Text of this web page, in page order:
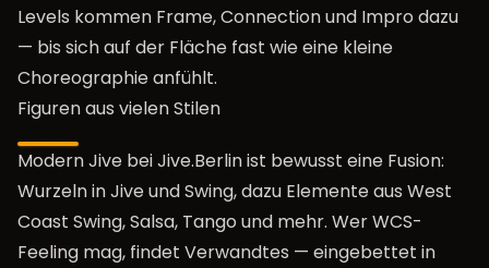
Levels kommen Frame, Connection und Impro dazu
— bis sich auf der Fläche fast wie eine kleine
Choreographie anfühlt.
Figuren aus vielen Stilen
Modern Jive bei Jive.Berlin ist bewusst eine Fusion:
Wurzeln in Jive und Swing, dazu Elemente aus West
Coast Swing, Salsa, Tango und mehr. Wer WCS-
Feeling mag, findet Verwandtes — eingebettet in